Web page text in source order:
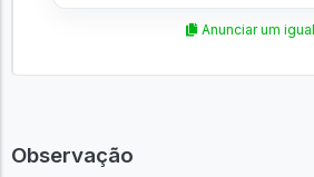
Anunciar um igual
Observação